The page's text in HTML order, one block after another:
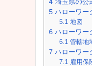
5 ハローワー
5.1 地図
6 ハローワー
6.1 管轄地
7 ハローワー
7.1 雇用保